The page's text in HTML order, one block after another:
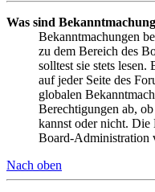
Was sind
Bekanntmachungen
zu dem Bereich des
solltest sie stets lesen.
auf jeder Seite des
globalen
Berechtigungen ab,
kannst oder nicht. Die
Board-Administration
Nach oben